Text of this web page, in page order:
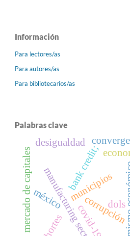
Información
Para lectores/as
Para autores/as
Para bibliotecarios/as
Palabras clave
municipios
bank credit;
manufacturing sector;corrupción
méxico
mercado de capitales dols
desigualdad
covid-19.